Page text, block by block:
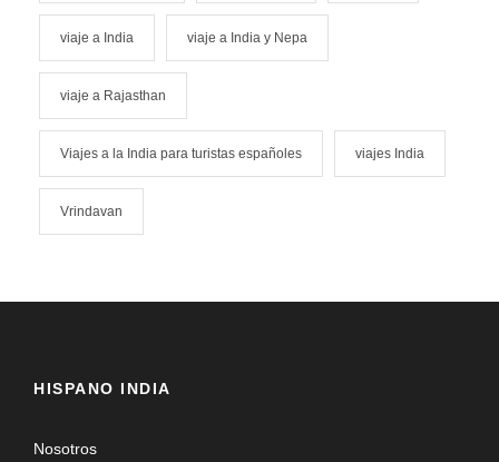
viaje a India viaje a India y Nepa
viaje a Rajasthan
Viajes a la India para turistas españoles viajes India
Vrindavan
HISPANO INDIA
Nosotros